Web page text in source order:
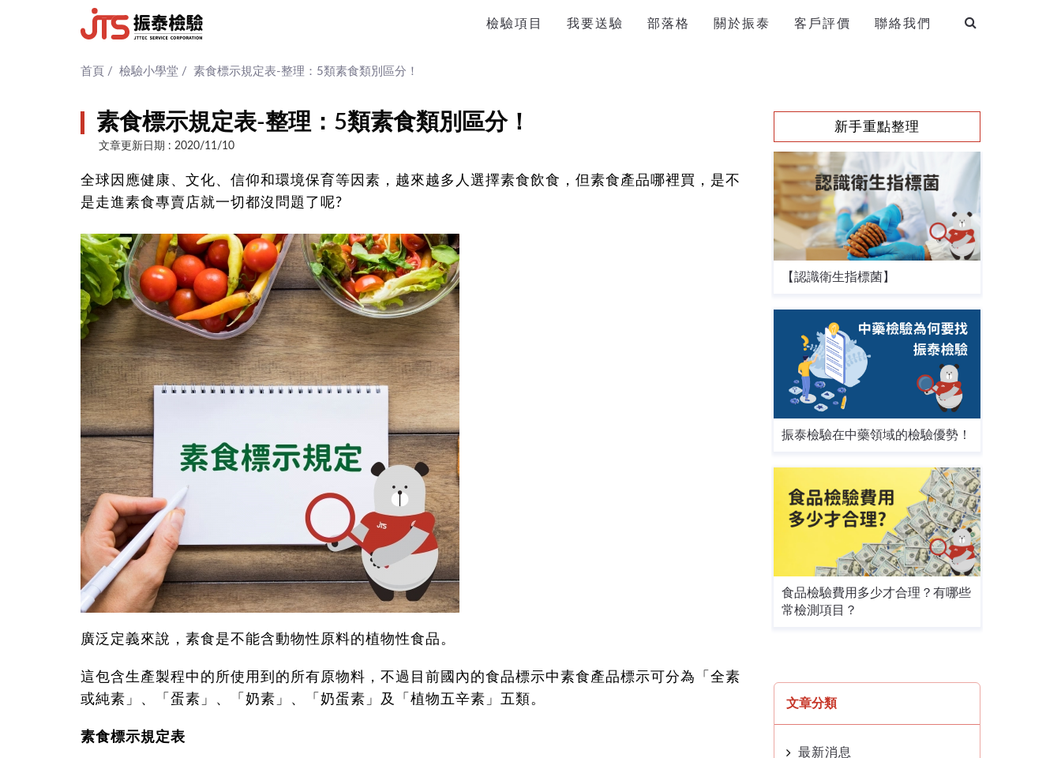
檢驗項目 我要送驗 部落格 關於振泰 客戶評價 聯絡我們
首頁 / 檢驗小學堂 / 素食標示規定表-整理：5類素食類別區分！
素食標示規定表-整理：5類素食類別區分！
文章更新日期 : 2020/11/10
全球因應健康、文化、信仰和環境保育等因素，越來越多人選擇素食飲食，但素食產品哪裡買，是不
是走進素食專賣店就一切都沒問題了呢?
廣泛定義來說，素食是不能含動物性原料的植物性食品。
這包含生產製程中的所使用到的所有原物料，不過目前國內的食品標示中素食產品標示可分為「全素
或純素」、「蛋素」、「奶素」、「奶蛋素」及「植物五辛素」五類。
素食標示規定表
新手重點整理
【認識衛生指標菌】
振泰檢驗在中藥領域的檢驗優勢！
食品檢驗費用多少才合理？有哪些
常檢測項目？
文章分類
最新消息